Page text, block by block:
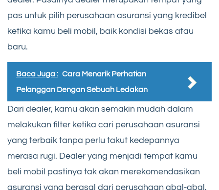
pas untuk pilih perusahaan asuransi yang kredibel
ketika kamu beli mobil, baik kondisi bekas atau
baru.
Baca Juga : Cara Menarik Perhatian
Pelanggan Dengan Sebuah Ledakan
Dari dealer, kamu akan semakin mudah dalam
melakukan filter ketika cari perusahaan asuransi
yang terbaik tanpa perlu takut kedepannya
merasa rugi. Dealer yang menjadi tempat kamu
beli mobil pastinya tak akan merekomendasikan
asuransi yang berasal dari perusahaan abal-abal.